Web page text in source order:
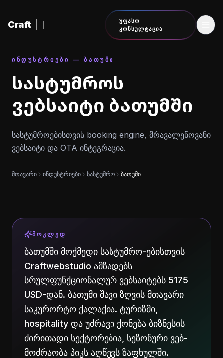
Craft
ᲣᲤᲐᲡᲝ
ᲙᲝᲜᲡᲣᲚᲢᲐᲪᲘᲐ
ᲘᲜᲓᲣᲡᲢᲠᲘᲔᲑᲘ — ᲑᲐᲗᲣᲛᲘ
სასტუმროს
ვებსაიტი ბათუმში
სასტუმროებისთვის booking engine, მრავალენოვანი
ვებსაიტი და OTA ინტეგრაცია.
მთავარი ინდუსტრიები სასტუმრო ბათუმი
ᲛᲝᲙᲚᲔᲓ
ბათუმში მოქმედი სასტუმრო-ებისთვის
Craftwebstudio ამზადებს
სრულფუნქციონალურ ვებსაიტებს 5175
USD-დან. ბათუმი შავი ზღვის მთავარი
საკურორტო ქალაქია. ტურიზმი,
hospitality და უძრავი ქონება ბიზნესის
ძირითადი სექტორებია, სეზონური ვებ-
მოძრაობა პიკს აღწევს ზაფხულში.